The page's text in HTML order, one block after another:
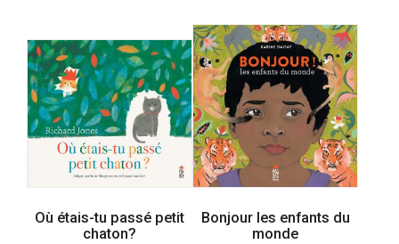
Où étais-tu passé petit
chaton?
Bonjour les enfants du
monde